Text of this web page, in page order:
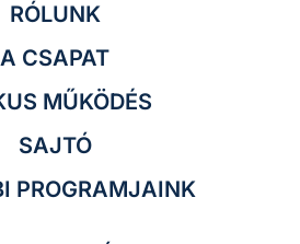
RÓLUNK
A CSAPAT
MŰKÖDÉS
SAJTÓ
PROGRAMJAINK